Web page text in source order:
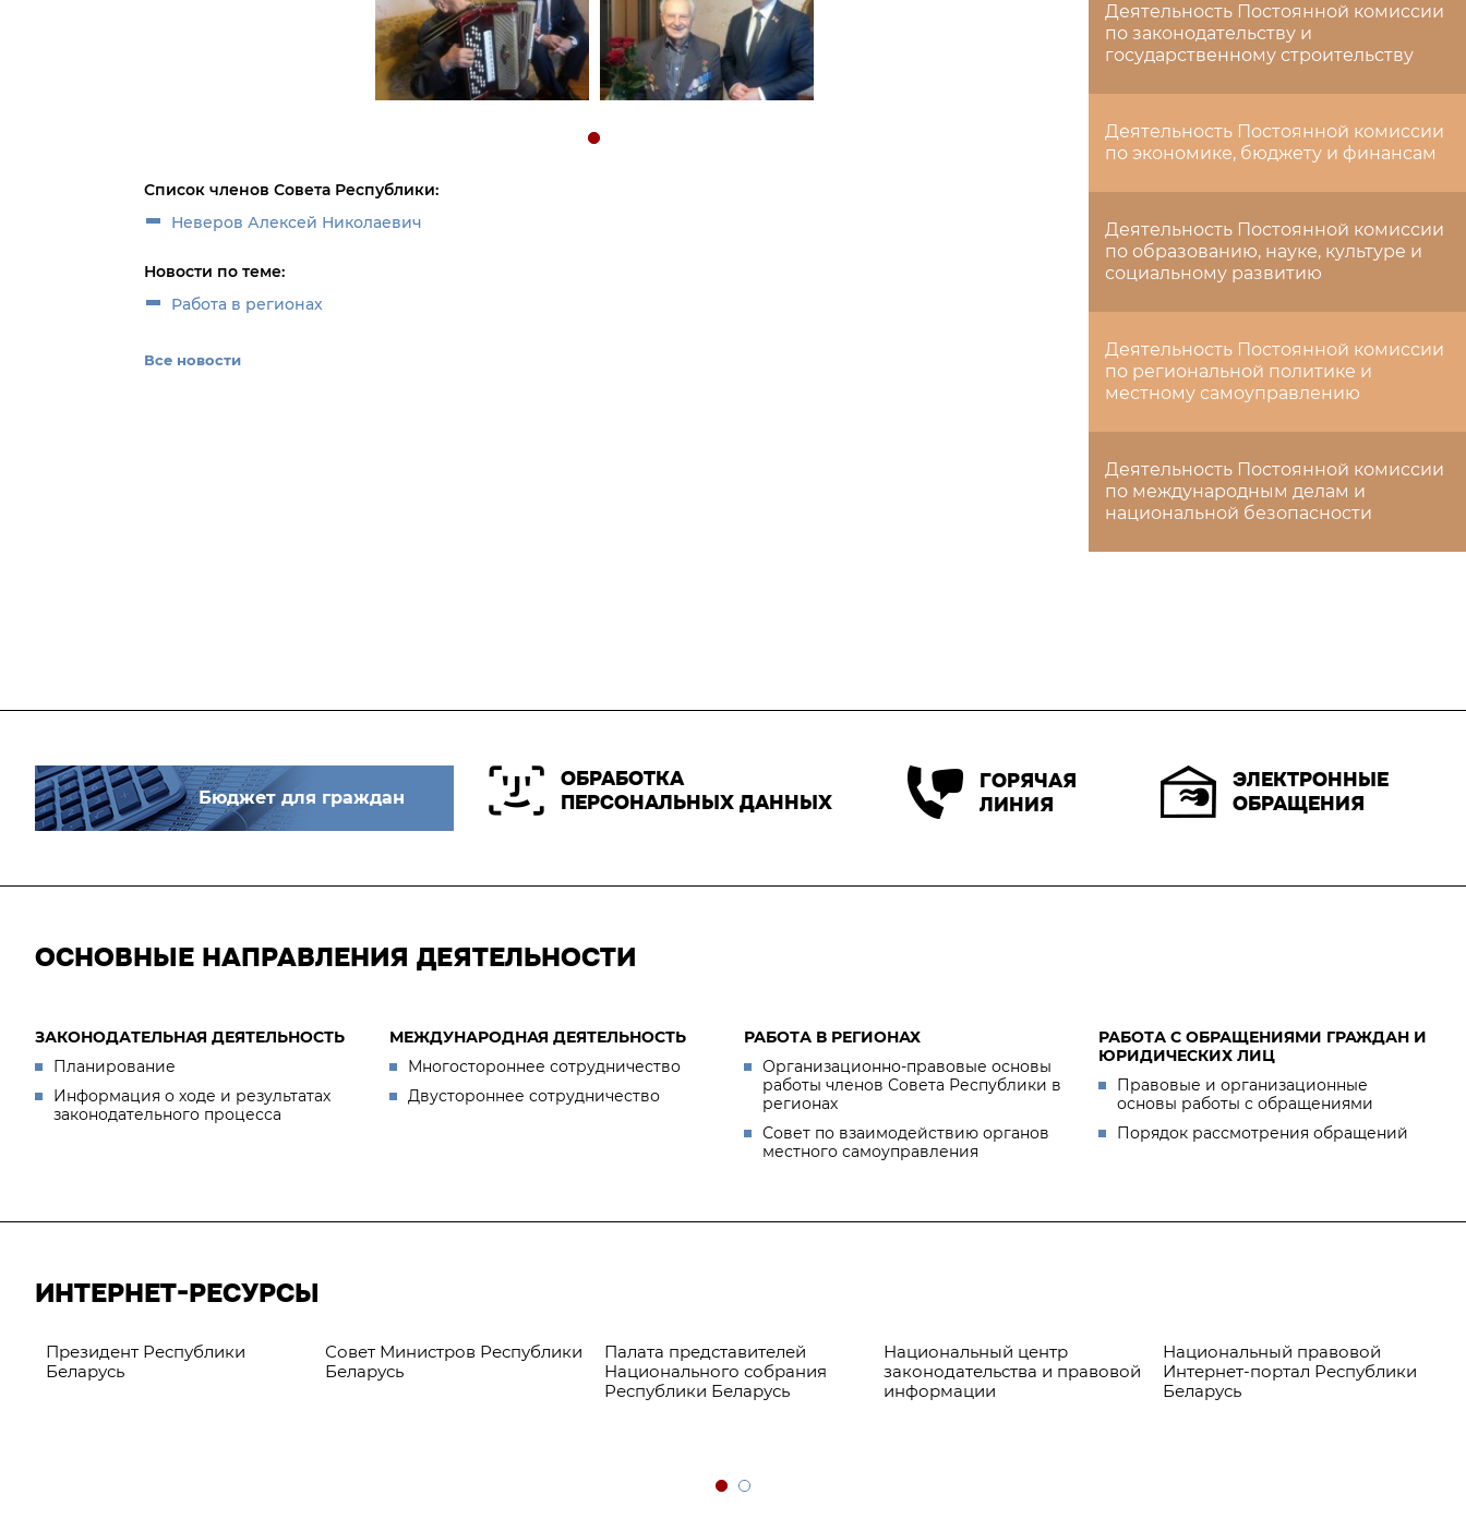
Список членов Совета Республики:
Неверов Алексей Николаевич
Новости по теме:
Работа в регионах
Все новости
Деятельность Постоянной комиссии
по законодательству и
государственному строительству
Деятельность Постоянной комиссии
по экономике, бюджету и финансам
Деятельность Постоянной комиссии
по образованию, науке, культуре и
социальному развитию
Деятельность Постоянной комиссии
по региональной политике и
местному самоуправлению
Деятельность Постоянной комиссии
по международным делам и
национальной безопасности
Бюджет для граждан
ОБРАБОТКА
ПЕРСОНАЛЬНЫХ ДАННЫХ
ГОРЯЧАЯ
ЛИНИЯ
ЭЛЕКТРОННЫЕ
ОБРАЩЕНИЯ
ОСНОВНЫЕ НАПРАВЛЕНИЯ ДЕЯТЕЛЬНОСТИ
ЗАКОНОДАТЕЛЬНАЯ ДЕЯТЕЛЬНОСТЬ
Планирование
Информация о ходе и результатах
законодательного процесса
МЕЖДУНАРОДНАЯ ДЕЯТЕЛЬНОСТЬ
Многостороннее сотрудничество
Двустороннее сотрудничество
РАБОТА В РЕГИОНАХ
Организационно-правовые основы
работы членов Совета Республики в
регионах
Совет по взаимодействию органов
местного самоуправления
РАБОТА С ОБРАЩЕНИЯМИ ГРАЖДАН И
ЮРИДИЧЕСКИХ ЛИЦ
Правовые и организационные
основы работы с обращениями
Порядок рассмотрения обращений
ИНТЕРНЕТ-РЕСУРСЫ
Президент Республики
Беларусь
Совет Министров Республики
Беларусь
Палата представителей
Национального собрания
Республики Беларусь
Национальный центр
законодательства и правовой
информации
Национальный правовой
Интернет-портал Республики
Беларусь